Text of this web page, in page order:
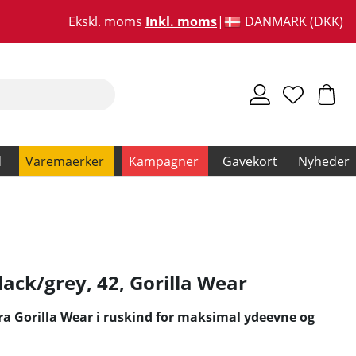
Ekskl. moms Inkl. moms DANMARK (DKK)
Varemaerker Kampagner Gavekort Nyheder
grey, 42, Gorilla Wear
Gorilla Wear i ruskind for maksimal ydeevne og